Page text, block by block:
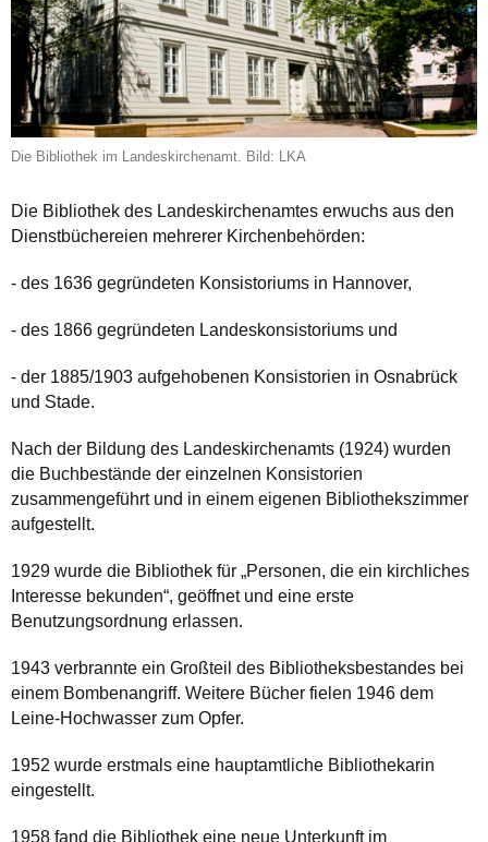
Die Bibliothek im Landeskirchenamt. Bild: LKA
Die Bibliothek des Landeskirchenamtes erwuchs aus den
Dienstbüchereien mehrerer Kirchenbehörden:
- des 1636 gegründeten Konsistoriums in Hannover,
- des 1866 gegründeten Landeskonsistoriums und
- der 1885/1903 aufgehobenen Konsistorien in Osnabrück
und Stade.
Nach der Bildung des Landeskirchenamts (1924) wurden
die Buchbestände der einzelnen Konsistorien
zusammengeführt und in einem eigenen Bibliothekszimmer
aufgestellt.
1929 wurde die Bibliothek für „Personen, die ein kirchliches
Interesse bekunden“, geöffnet und eine erste
Benutzungsordnung erlassen.
1943 verbrannte ein Großteil des Bibliotheksbestandes bei
einem Bombenangriff. Weitere Bücher fielen 1946 dem
Leine-Hochwasser zum Opfer.
1952 wurde erstmals eine hauptamtliche Bibliothekarin
eingestellt.
1958 fand die Bibliothek eine neue Unterkunft im